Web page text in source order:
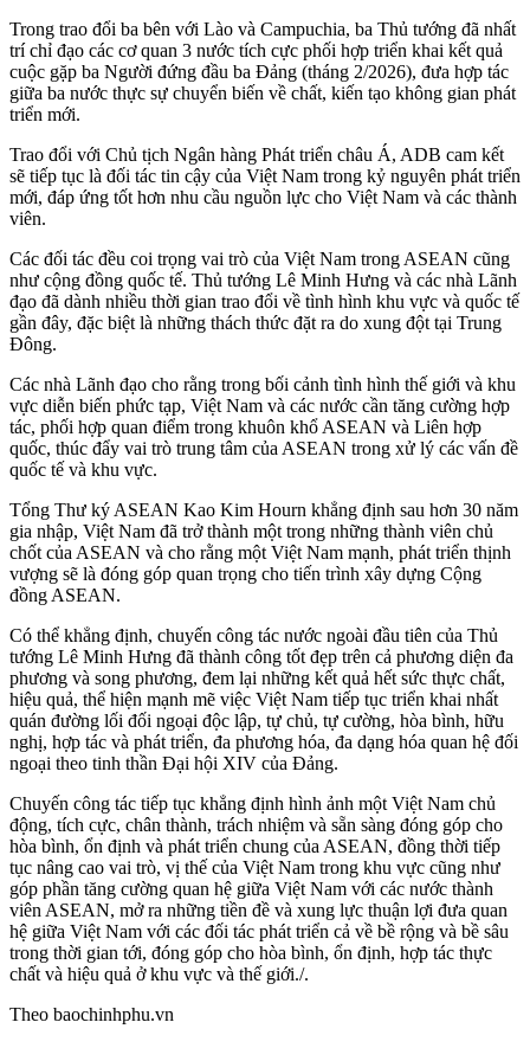
Trong trao đổi ba bên với Lào và Campuchia, ba Thủ tướng đã nhất
trí chỉ đạo các cơ quan 3 nước tích cực phối hợp triển khai kết quả
cuộc gặp ba Người đứng đầu ba Đảng (tháng 2/2026), đưa hợp tác
giữa ba nước thực sự chuyển biến về chất, kiến tạo không gian phát
triển mới.
Trao đổi với Chủ tịch Ngân hàng Phát triển châu Á, ADB cam kết
sẽ tiếp tục là đối tác tin cậy của Việt Nam trong kỷ nguyên phát triển
mới, đáp ứng tốt hơn nhu cầu nguồn lực cho Việt Nam và các thành
viên.
Các đối tác đều coi trọng vai trò của Việt Nam trong ASEAN cũng
như cộng đồng quốc tế. Thủ tướng Lê Minh Hưng và các nhà Lãnh
đạo đã dành nhiều thời gian trao đổi về tình hình khu vực và quốc tế
gần đây, đặc biệt là những thách thức đặt ra do xung đột tại Trung
Đông.
Các nhà Lãnh đạo cho rằng trong bối cảnh tình hình thế giới và khu
vực diễn biến phức tạp, Việt Nam và các nước cần tăng cường hợp
tác, phối hợp quan điểm trong khuôn khổ ASEAN và Liên hợp
quốc, thúc đẩy vai trò trung tâm của ASEAN trong xử lý các vấn đề
quốc tế và khu vực.
Tổng Thư ký ASEAN Kao Kim Hourn khẳng định sau hơn 30 năm
gia nhập, Việt Nam đã trở thành một trong những thành viên chủ
chốt của ASEAN và cho rằng một Việt Nam mạnh, phát triển thịnh
vượng sẽ là đóng góp quan trọng cho tiến trình xây dựng Cộng
đồng ASEAN.
Có thể khẳng định, chuyến công tác nước ngoài đầu tiên của Thủ
tướng Lê Minh Hưng đã thành công tốt đẹp trên cả phương diện đa
phương và song phương, đem lại những kết quả hết sức thực chất,
hiệu quả, thể hiện mạnh mẽ việc Việt Nam tiếp tục triển khai nhất
quán đường lối đối ngoại độc lập, tự chủ, tự cường, hòa bình, hữu
nghị, hợp tác và phát triển, đa phương hóa, đa dạng hóa quan hệ đối
ngoại theo tinh thần Đại hội XIV của Đảng.
Chuyến công tác tiếp tục khẳng định hình ảnh một Việt Nam chủ
động, tích cực, chân thành, trách nhiệm và sẵn sàng đóng góp cho
hòa bình, ổn định và phát triển chung của ASEAN, đồng thời tiếp
tục nâng cao vai trò, vị thế của Việt Nam trong khu vực cũng như
góp phần tăng cường quan hệ giữa Việt Nam với các nước thành
viên ASEAN, mở ra những tiền đề và xung lực thuận lợi đưa quan
hệ giữa Việt Nam với các đối tác phát triển cả về bề rộng và bề sâu
trong thời gian tới, đóng góp cho hòa bình, ổn định, hợp tác thực
chất và hiệu quả ở khu vực và thế giới./.
Theo baochinhphu.vn